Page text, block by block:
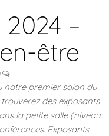
–
être
notre premier salon du
des exposants
la petite salle (niveau
Exposants